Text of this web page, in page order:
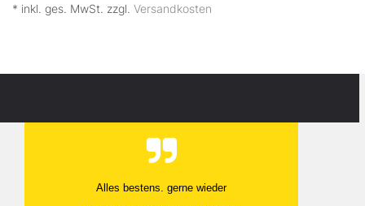
* inkl. ges. MwSt. zzgl. Versandkosten
Alles bestens. gerne wieder